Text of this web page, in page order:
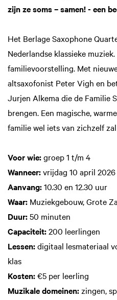
zijn ze soms – samen! - een
Het Berlage Saxophone
Nederlandse klassieke
familievoorstelling. Met
altsaxofonist Peter Vigh en
Jurjen Alkema die de Familie
brengen. Een magische,
familie wel iets van zichzelf
Voor wie:groep 1 t/m 4
Wanneer:vrijdag 10 april 2026
Aanvang:10.30 en 12.30 uur
Waar: Muziekgebouw, Grote
Duur:50 minuten
Capaciteit:200 leerlingen
Lessen:digitaal lesmateriaal
klas
Kosten:€5 per leerling
Muzikale domeinen:zingen,